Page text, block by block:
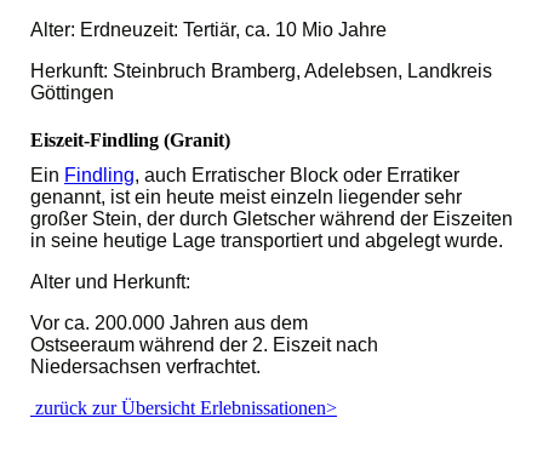
Alter: Erdneuzeit: Tertiär, ca. 10 Mio Jahre
Herkunft: Steinbruch Bramberg, Adelebsen, Landkreis
Göttingen
Eiszeit-Findling (Granit)
Ein Findling, auch Erratischer Block oder Erratiker
genannt, ist ein heute meist einzeln liegender sehr
großer Stein, der durch Gletscher während der Eiszeiten
in seine heutige Lage transportiert und abgelegt wurde.
Alter und Herkunft:
Vor ca. 200.000 Jahren aus dem
Ostseeraum während der 2. Eiszeit nach
Niedersachsen verfrachtet.
zurück zur Übersicht Erlebnissationen>